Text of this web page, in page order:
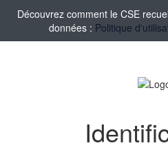
Découvrez comment le CSE
données : Politique